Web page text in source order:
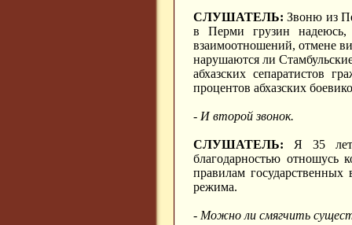
СЛУШАТЕЛЬ: Звоню из
в Перми грузин
взаимоотношений, отмене
нарушаются ли
абхазских сепаратистов
процентов абхазских
- И второй звонок.
СЛУШАТЕЛЬ: Я 35 лет
благодарностью отношусь
правилам
режима.
- Можно ли смягчить